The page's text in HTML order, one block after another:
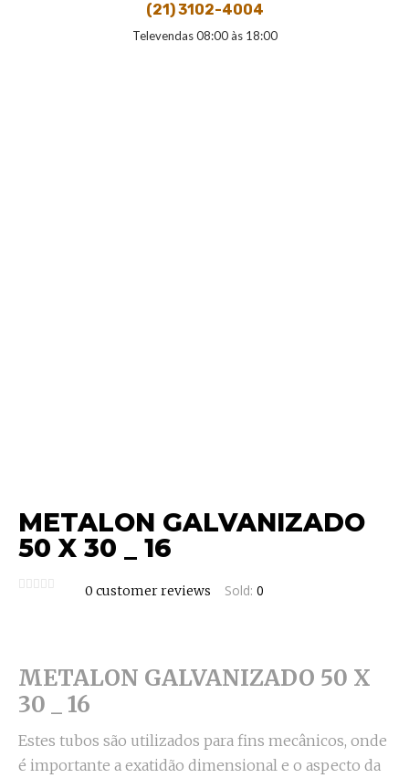
(21) 3102-4004
Televendas 08:00 às 18:00
METALON GALVANIZADO
50 X 30 _ 16
0 customer reviews Sold: 0
METALON GALVANIZADO 50 X
30 _ 16
Estes tubos são utilizados para fins mecânicos, onde
é importante a exatidão dimensional e o aspecto da